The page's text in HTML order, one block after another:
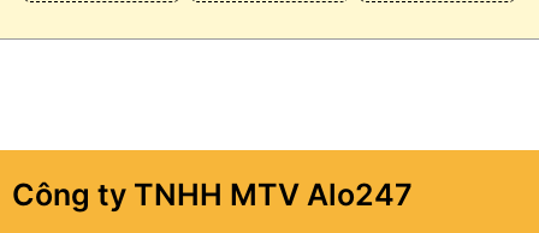
Công ty TNHH MTV Alo247